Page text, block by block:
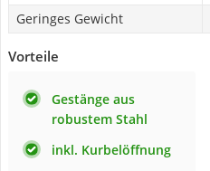
Geringes Gewicht
Vorteile
Gestänge aus
robustem Stahl
inkl. Kurbelöffnung